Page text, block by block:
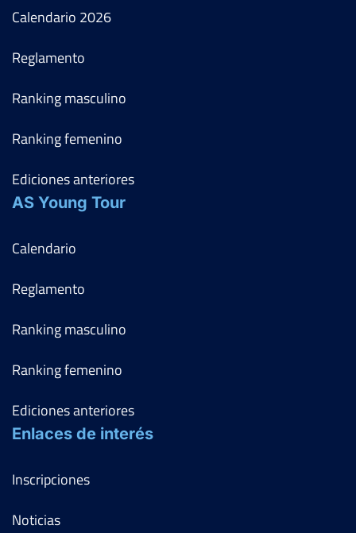
Calendario 2026
Reglamento
Ranking masculino
Ranking femenino
Ediciones anteriores
AS Young Tour
Calendario
Reglamento
Ranking masculino
Ranking femenino
Ediciones anteriores
Enlaces de interés
Inscripciones
Noticias